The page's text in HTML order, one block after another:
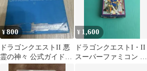
¥800
ドラゴンクエストII 悪
霊の神々 公式ガイドブ
ック 攻略本
¥ 1,600
ドラゴンクエストI・II
スーパーファミコン ソ